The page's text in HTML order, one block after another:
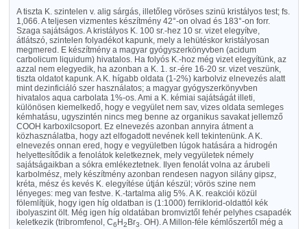
A tiszta K. szintelen v. alig sárgás, illetőleg vöröses szinü kristályos test; fs.
1,066. A teljesen vizmentes készítmény 42°-on olvad és 183°-on forr.
Szaga sajátságos. A kristályos K. 100 sr.-hez 10 sr. vizet elegyítve,
átlátszó, szintelen folyadékot kapunk, mely a lehütéskor kristályosan
megmered. E készítmény a magyar gyógyszerkönyvben (acidum
carbolicum liquidum) hivatalos. Ha folyós K.-hoz még vizet elegyítünk, az
azzal nem elegyedik, ha azonban a K. 1. sr.-ére 16-20 sr. vizet veszünk,
tiszta oldatot kapunk. A K. hígabb oldata (1-2%) karbolviz elnevezés alatt
mint dezinficiáló szer használatos; a magyar gyógyszerkönyvben
hivatalos aqua carbolata 1%-os. Ami a K. kémiai sajátságát illeti,
különösen kiemelkedő, hogy e vegyület nem sav, vizes oldata semleges
kémhatásu, ugyszintén nincs meg benne az organikus savakat jellemző
COOH karboxilcsoport. Ez elnevezés azonban annyira átment a
közhasználatba, hogy azt elfogadott nevének kell tekintenünk. A K.
elnevezés onnan ered, hogy e vegyületben lúgok hatására a hidrogén
helyettesítődik a fenolátok keletkeznek, mely vegyületek némely
sajátságaikban a sókra emlékeztetnek. Ilyen fenolát volna az árubeli
karbolmész, mely készítmény azonban rendesen nagyon silány gipsz,
kréta, mész és kevés K. elegyítése útján készül; vörös szine nem
lényeges: meg van festve. K.-tartalma alig 5%. A K. reakciói közül
fölemlítjük, hogy igen híg oldatban is (1:1000) ferriklorid-oldattól kék
ibolyaszint ölt. Még igen híg oldatában bromviztől fehér pelyhes csapadék
keletkezik (tribromfenol, C6 H2 Br3. OH). A Millon-féle kémlőszertől még a